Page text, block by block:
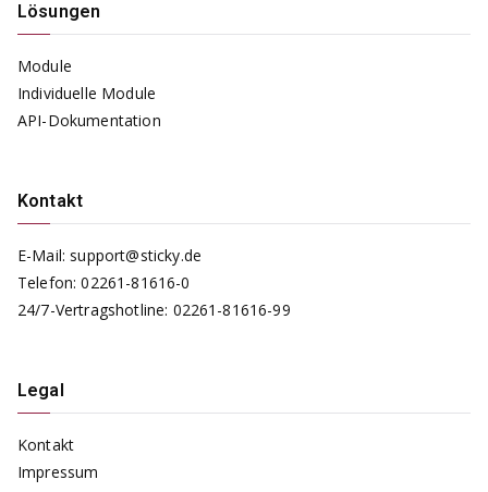
Lösungen
Module
Individuelle Module
API-Dokumentation
Kontakt
E-Mail:support@sticky.de
Telefon:02261-81616-0
24/7-Vertragshotline: 02261-81616-99
Legal
Kontakt
Impressum